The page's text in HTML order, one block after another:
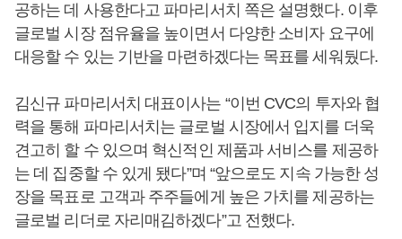
공하는 데 사용한다고 파마리서치 쪽은 설명했다. 이후
글로벌 시장 점유율을 높이면서 다양한 소비자 요구에
대응할 수 있는 기반을 마련하겠다는 목표를 세워뒀다.
김신규 파마리서치 대표이사는 “이번 CVC의 투자와 협
력을 통해 파마리서치는 글로벌 시장에서 입지를 더욱
견고히 할 수 있으며 혁신적인 제품과 서비스를 제공하
는 데 집중할 수 있게 됐다”며 “앞으로도 지속 가능한 성
장을 목표로 고객과 주주들에게 높은 가치를 제공하는
글로벌 리더로 자리매김하겠다”고 전했다.